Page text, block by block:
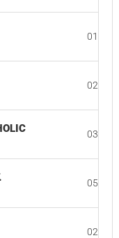
01:01
02:57
03:00
05:13
02:54